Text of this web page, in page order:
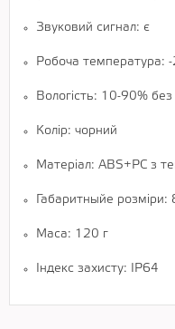
Звуковий сигнал: є
Робоча температура:
Вологість: 10-90% без
Колір: чорний
Матеріал: ABS+PC з
Габаритныйе
Маса: 120 г
Індекс захисту: IP64